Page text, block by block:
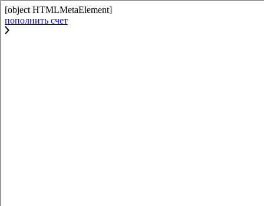
[object HTMLMetaElement]
пополнить счет